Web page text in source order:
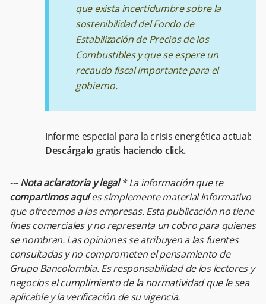
que exista incertidumbre sobre la
sostenibilidad del Fondo de
Estabilización de Precios de los
Combustibles y que se espere un
recaudo fiscal importante para el
gobierno.
Informe especial para la crisis energética actual:
Descárgalo gratis haciendo click.
---Nota aclaratoria y legal* La información que te
compartimos aquíes simplemente material informativo
que ofrecemos a las empresas. Esta publicación no tiene
fines comerciales y no representa un cobro para quienes
se nombran. Las opiniones se atribuyen a las fuentes
consultadas y no comprometen el pensamiento de
Grupo Bancolombia. Es responsabilidad de los lectores y
negocios el cumplimiento de la normatividad que le sea
aplicable y la verificación de su vigencia.